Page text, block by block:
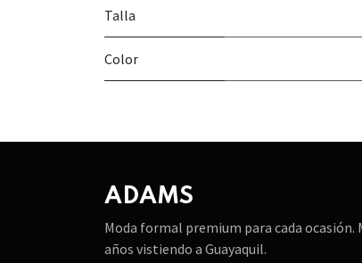
Talla
Color
ADAMS
Moda formal premium para cada ocasión.
años vistiendo a Guayaquil.